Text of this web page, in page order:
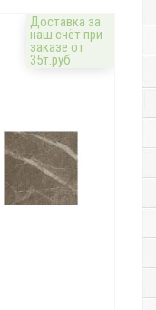
Доставка за
наш счёт при
заказе от
35т.руб